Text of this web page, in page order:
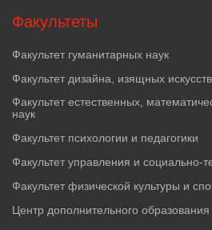
Факультеты
Факультет гуманитарных наук
Факультет дизайна, изящных
Факультет естественных,
наук
Факультет психологии и педагогики
Факультет управления и социально-
Факультет физической культуры и
Центр дополнительного образования